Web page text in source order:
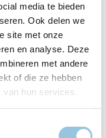
media te bieden
Ook delen we
site met onze
en analyse. Deze
met andere
of die ze hebben
hun services.